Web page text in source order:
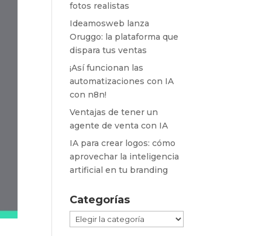
fotos realistas
Ideamosweb lanza
Oruggo: la plataforma que
dispara tus ventas
¡Así funcionan las
automatizaciones con IA
con n8n!
Ventajas de tener un
agente de venta con IA
IA para crear logos: cómo
aprovechar la inteligencia
artificial en tu branding
Categorías
Categorías